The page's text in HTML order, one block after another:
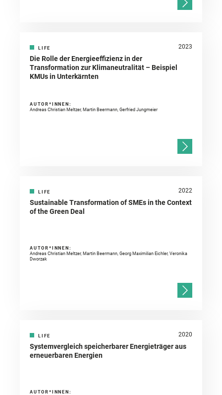
LIFE 2023
Die Rolle der Energieeffizienz in der
Transformation zur Klimaneutralität – Beispiel
KMUs in Unterkärnten
AUTOR*INNEN:
Andreas Christian Meltzer, Martin Beermann, Gerfried Jungmeier
LIFE 2022
Sustainable Transformation of SMEs in the Context
of the Green Deal
AUTOR*INNEN:
Andreas Christian Meltzer, Martin Beermann, Georg Maximilian Eichler, Veronika
Dworzak
LIFE 2020
Systemvergleich speicherbarer Energieträger aus
erneuerbaren Energien
AUTOR*INNEN: